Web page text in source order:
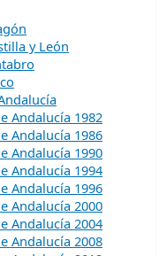
y León
Andalucía 1982
Andalucía 1986
Andalucía 1990
Andalucía 1994
Andalucía 1996
Andalucía 2000
Andalucía 2004
Andalucía 2008